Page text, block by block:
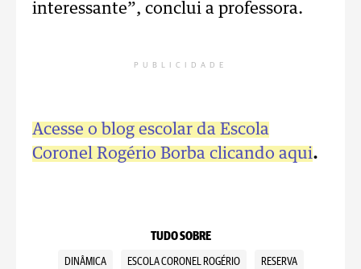
interessante”, conclui a professora.
PUBLICIDADE
Acesse o blog escolar da Escola
Coronel Rogério Borba clicando aqui.
TUDO SOBRE
DINÂMICA ESCOLA CORONEL ROGÉRIO
RESERVA